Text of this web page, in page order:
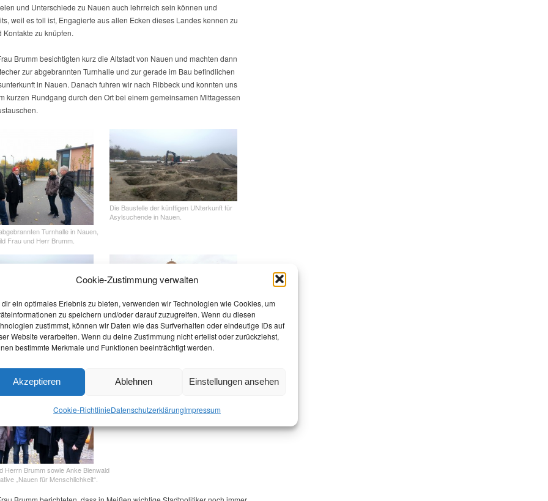
Cookie-Zustimmung verwalten
dir ein optimales Erlebnis zu bieten, verwenden wir Technologien wie Cookies, um
zu speichern und/oder darauf zuzugreifen. Wenn du diesen
zustimmst, können wir Daten wie das Surfverhalten oder eindeutige IDs auf
Website verarbeiten. Wenn du deine Zustimmung nicht erteilst oder zurückziehst,
bestimmte Merkmale und Funktionen beeinträchtigt werden.
Akzeptieren Ablehnen Einstellungen ansehen
Cookie-RichtlinieDatenschutz­erklärungImpressum
und Unterschiede zu Nauen auch lehrreich sein können und
weil es toll ist, Engagierte aus allen Ecken dieses Landes kennen zu
Kontakte zu knüpfen.
Brumm besichtigten kurz die Altstadt von Nauen und machten dann
zur abgebrannten Turnhalle und zur gerade im Bau befindlichen
in Nauen. Danach fuhren wir nach Ribbeck und konnten uns
kurzen Rundgang durch den Ort bei einem gemeinsamen Mittagessen
Turnhalle in Nauen,
Frau und Herr Brumm.
Die Baustelle der künftigen UNterkunft für
Asylsuchende in Nauen.
ist schon da.
Kurzer Rundgang durch Ribbeck, natürlich
muss man da auch das Schloss mit dem
Birnengarten anschauen.
Herrn Brumm sowie Anke Bienwald
„Nauen für Menschlichkeit“.